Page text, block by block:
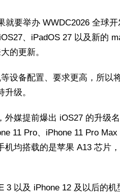
就要举办 WWDC2026 全球
、iPadOS 27 以及新的
的更新。
设备配置、要求更高，所以
级。
外媒提前爆出 iOS27 的升级
11 Pro、iPhone 11 Pro
机均搭载的是苹果 A13 芯片
3 以及 iPhone 12 及以后的机